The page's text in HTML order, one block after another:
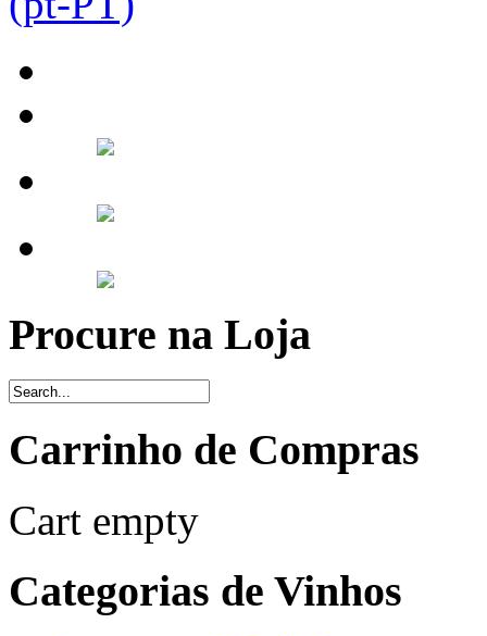
Procure na Loja
Carrinho de Compras
Cart empty
Categorias de Vinhos